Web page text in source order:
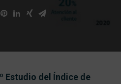
Estudio del Índice de